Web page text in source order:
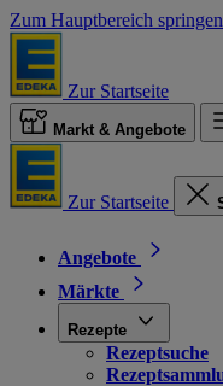
Zum Hauptbereich springen
Zur Startseite
Markt & Angebote
Zur Startseite
Angebote
Märkte
Rezepte
Rezeptsuche